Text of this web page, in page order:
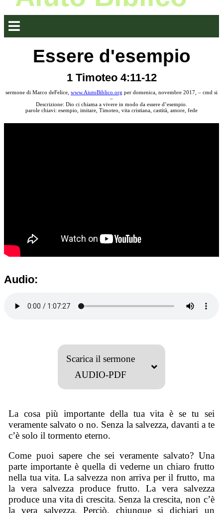
Essere d'esempio
1 Timoteo 4:11-12
sermone di Marco deFelice, www.AiutoBiblico.org per domenica, novembre 2017, – cmd si
–
Descrizione: Dio ci chiama a vivere in modo da essere d’esempio.
parole chiavi: esempio, imitare, Timoteo, vita cristiana, castità, amore, fede
Audio:
Scarica il sermone
AUDIO-PDF
La cosa più importante della tua vita è se tu sei
veramente salvato o no. Senza la salvezza, davanti a te
c’è solo il tormento eterno.
Come puoi sapere che sei veramente salvato? Una
parte importante è quella di vederne un chiaro frutto
nella tua vita. La salvezza non arriva per il frutto, ma
la vera salvezza produce frutto. La vera salvezza
produce una vita di crescita. Senza la crescita, non c’è
la vera salvezza. Perciò, chiunque si dichiari un